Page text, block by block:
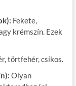
Fekete,
krémszín. Ezek
törtfehér, csíkos.
Olyan